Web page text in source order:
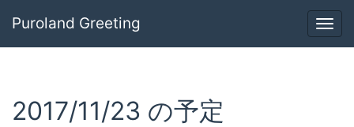
Puroland Greeting
2017/11/23 の予定